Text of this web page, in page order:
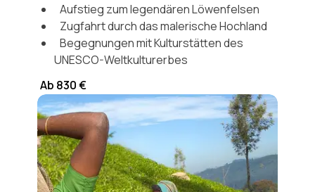
Aufstieg zum legendären Löwenfelsen
Zugfahrt durch das malerische Hochland
Begegnungen mit Kulturstätten des
UNESCO-Weltkulturerbes
Ab 830 €